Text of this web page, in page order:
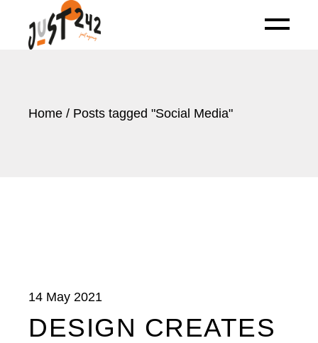
content
Home Posts tagged "Social Media"
14 May 2021
DESIGN CREATES